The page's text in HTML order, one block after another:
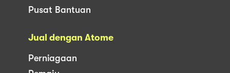
Pusat Bantuan
Jual dengan Atome
Perniagaan